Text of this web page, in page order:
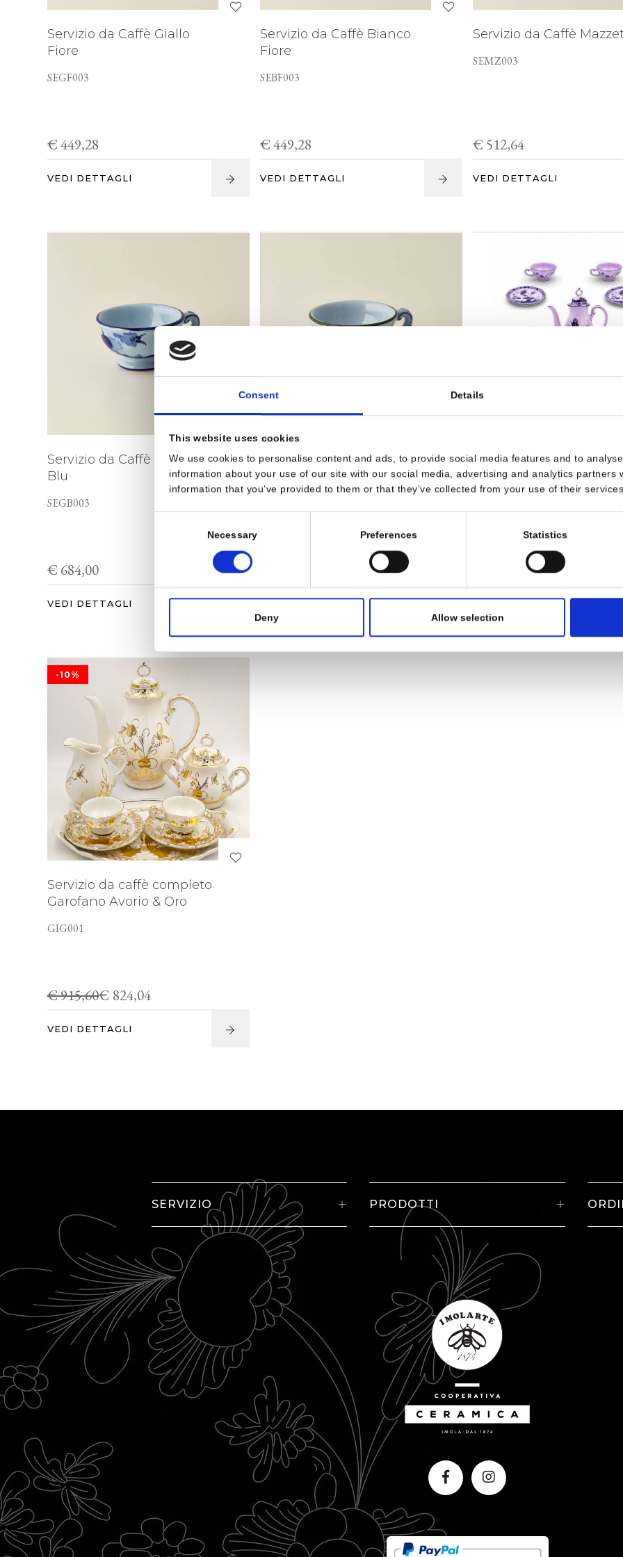
Consent Details
This website uses cookies
We use cookies to personalise content and ads, to provide social media features and to
information about your use of our site with our social media, advertising and analytics partners
information that you’ve provided to them or that they’ve collected from your use of their
Necessary Preferences Statistics
Deny Allow selection
Servizio da Caffè Giallo
Fiore
SEGF003
€ 449,28
VEDI DETTAGLI
Servizio da Caffè Bianco
Fiore
SEBF003
€ 449,28
VEDI DETTAGLI
Servizio da Caffè
SEMZ003
€ 512,64
VEDI DETTAGLI
Servizio da Caffè Garofano
Blu
SEGB003
€ 684,00
VEDI DETTAGLI
Servizio da Caffè Garofano
Imola
VEDI DETTAGLI
Servizio da caffè
Garofano Lavì
VEDI DETTAGLI
-10%
Servizio da caffè completo
Garofano Avorio & Oro
GIG001
€ 915,60€ 824,04
VEDI DETTAGLI
SERVIZIO PRODOTTI